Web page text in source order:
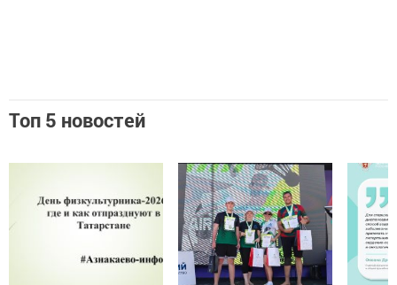
Топ 5 новостей